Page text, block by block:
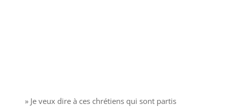
» Je veux dire à ces chrétiens qui sont partis